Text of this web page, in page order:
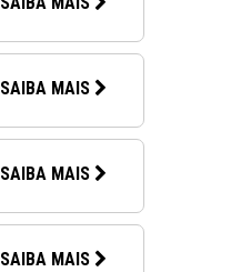
SAIBA MAIS
SAIBA MAIS
SAIBA MAIS